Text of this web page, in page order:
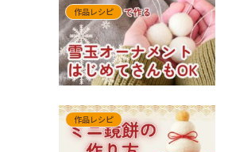
作品レシピ
作品レシピ